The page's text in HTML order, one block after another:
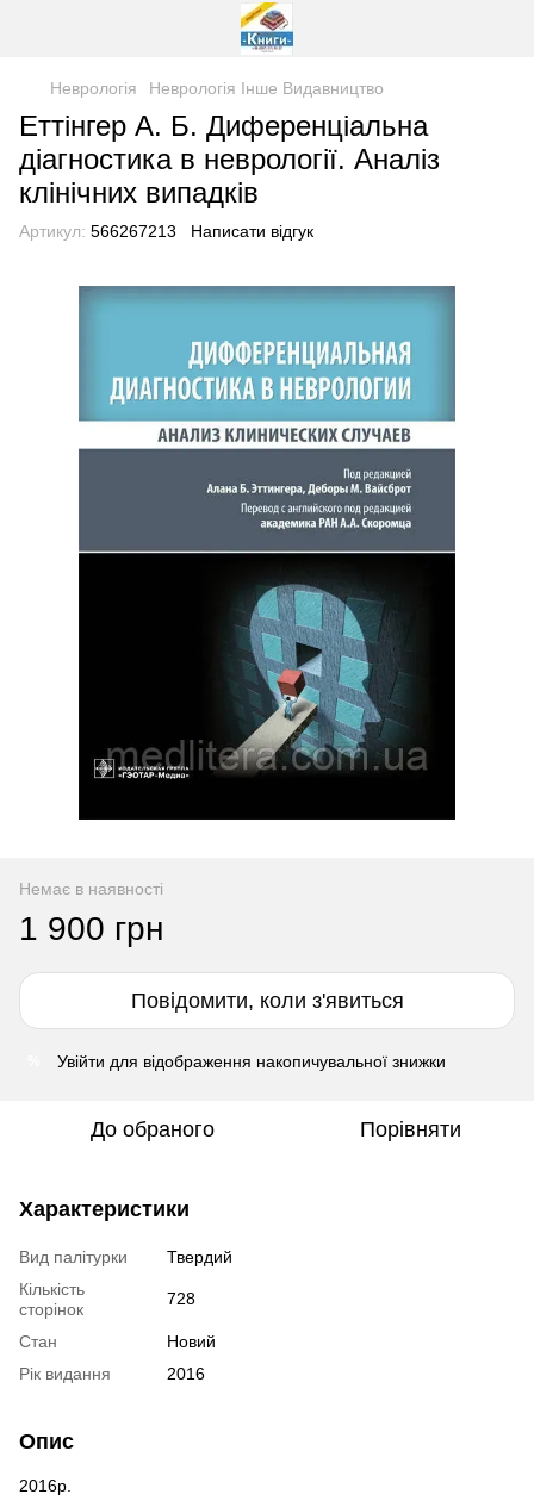
Неврологія Неврологія Інше Видавництво
Еттінгер А. Б. Диференціальна
діагностика в неврології. Аналіз
клінічних випадків
Артикул: 566267213 Написати відгук
Немає в наявності
1 900 грн
Повідомити, коли з'явиться
Увійти для відображення накопичувальної знижки
До обраного Порівняти
Характеристики
Вид палітурки
Твердий
Кількість
сторінок
728
Стан
Новий
Рік видання
2016
Опис
2016р.